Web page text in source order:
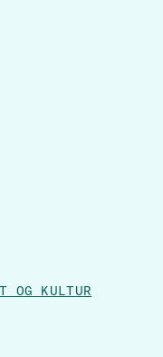
OG KULTUR